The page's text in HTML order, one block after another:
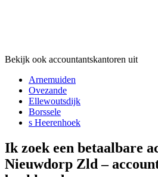
Bekijk ook accountantskantoren uit
Arnemuiden
Ovezande
Ellewoutsdijk
Borssele
s Heerenhoek
Ik zoek een betaalbare
Nieuwdorp Zld –